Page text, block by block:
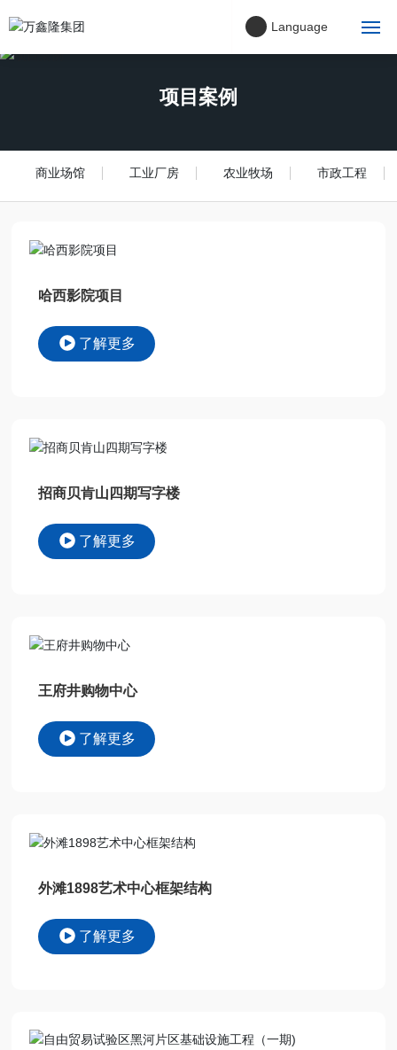
公司理念
联系我们
Language
项目案例
商业场馆 工业厂房 农业牧场 市政工程
哈西影院项目
了解更多
招商贝肯山四期写字楼
了解更多
王府井购物中心
了解更多
外滩1898艺术中心框架结构
了解更多